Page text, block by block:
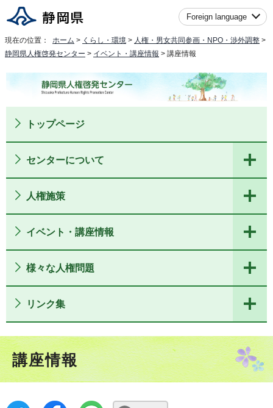
Foreign language
現在の位置： ホーム > くらし・環境 > 人権・男女共同参画・NPO・渉外調整 >
静岡県人権啓発センター > イベント・講座情報 > 講座情報
トップページ
センターについて
人権施策
イベント・講座情報
様々な人権問題
リンク集
講座情報